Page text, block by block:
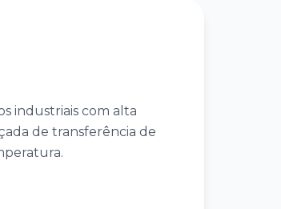
industriais com alta
de transferência de